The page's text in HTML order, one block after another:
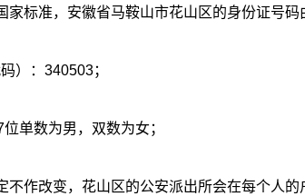
家标准，安徽省马鞍山市花山区的身份证号码
）：340503；
单数为男，双数为女；
不作改变，花山区的公安派出所会在每个人的